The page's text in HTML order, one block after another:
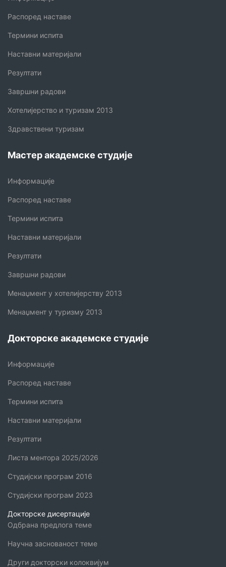
Распоред наставе
Термини испита
Наставни материјали
Резултати
Завршни радови
Хотелијерство и туризам 2013
Здравствени туризам
Мастер академске студије
Информације
Распоред наставе
Термини испита
Наставни материјали
Резултати
Завршни радови
Менаџмент у хотелијерству 2013
Менаџмент у туризму 2013
Докторске академске студије
Информације
Распоред наставе
Термини испита
Наставни материјали
Резултати
Листа ментора 2025/2026
Студијски програм 2016
Студијски програм 2023
Докторске дисертације
Одбрана предлога теме
Научна заснованост теме
Други докторски колоквијум